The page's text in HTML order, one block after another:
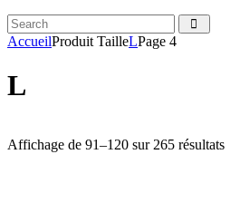
Search
facebook
instagramm
AccueilProduit TailleLPage 4
L
Affichage de 91–120 sur 265 résultatsTrié